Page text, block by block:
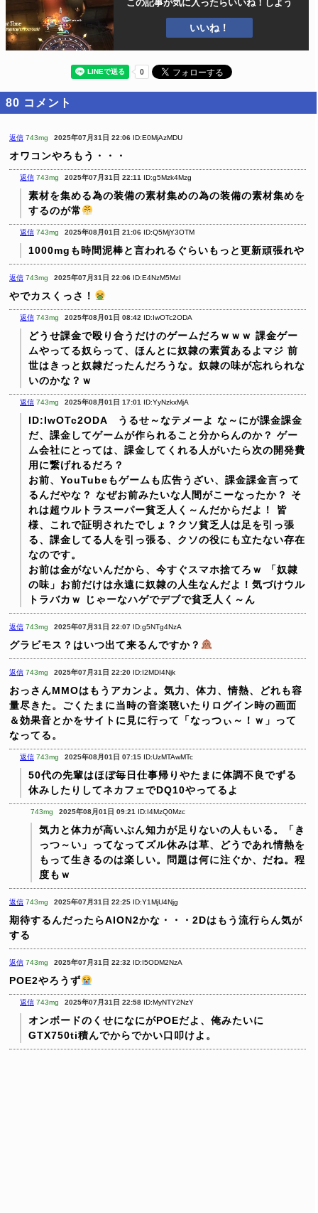
この記事が気に入ったらいいね！しよう
いいね！
80 コメント
返信 743mg 2025年07月31日 22:06 ID:E0MjAzMDU
オワコンやろもう・・・
返信 743mg 2025年07月31日 22:11 ID:g5Mzk4Mzg
素材を集める為の装備の素材集めの為の装備の素材集めを
するのが常
返信 743mg 2025年08月01日 21:06 ID:Q5MjY3OTM
1000mgも時間泥棒と言われるぐらいもっと更新頑張れや
返信 743mg 2025年07月31日 22:06 ID:E4NzM5MzI
やでカスくっさ！
返信 743mg 2025年08月01日 08:42 ID:IwOTc2ODA
どうせ課金で殴り合うだけのゲームだろｗｗｗ 課金ゲー
ムやってる奴らって、ほんとに奴隷の素質あるよマジ 前
世はきっと奴隷だったんだろうな。奴隷の味が忘れられな
いのかな？ｗ
返信 743mg 2025年08月01日 17:01 ID:YyNzkxMjA
ID:IwOTc2ODA うるせ～なテメーよ な～にが課金課金
だ、課金してゲームが作られること分からんのか？ ゲー
ム会社にとっては、課金してくれる人がいたら次の開発費
用に繋げれるだろ？
お前、YouTubeもゲームも広告うざい、課金課金言って
るんだやな？ なぜお前みたいな人間がこーなったか？
そ
れは超ウルトラスーパー貧乏人く～んだからだよ！
皆
様、これで証明されたでしょ？クソ貧乏人は足を引っ張
る、課金してる人を引っ張る、クソの役にも立たない存在
なのです。
お前は金がないんだから、今すぐスマホ捨てろｗ
「奴隷
の味」お前だけは永遠に奴隷の人生なんだよ！気づけウル
トラバカｗ
じゃーなハゲでデブで貧乏人く～ん
返信 743mg 2025年07月31日 22:07 ID:g5NTg4NzA
グラビモス？はいつ出て来るんですか？
返信 743mg 2025年07月31日 22:20 ID:I2MDI4Njk
おっさんMMOはもうアカンよ。気力、体力、情熱、どれも容
量尽きた。ごくたまに当時の音楽聴いたりログイン時の画面
＆効果音とかをサイトに見に行って「なっつぃ～！ｗ」って
なってる。
返信 743mg 2025年08月01日 07:15 ID:UzMTAwMTc
50代の先輩はほぼ毎日仕事帰りやたまに体調不良でずる
休みしたりしてネカフェでDQ10やってるよ
743mg 2025年08月01日 09:21 ID:I4MzQ0Mzc
気力と体力が高いぶん知力が足りないの人もいる。「き
っつ～い」ってなってズル休みは草、どうであれ情熱を
もって生きるのは楽しい。問題は何に注ぐか、だね。程
度もｗ
返信 743mg 2025年07月31日 22:25 ID:Y1MjU4Njg
期待するんだったらAION2かな・・・2Dはもう流行らん気が
する
返信 743mg 2025年07月31日 22:32 ID:I5ODM2NzA
POE2やろうず
返信 743mg 2025年07月31日 22:58 ID:MyNTY2NzY
オンボードのくせになにがPOEだよ、俺みたいに
GTX750ti積んでからでかい口叩けよ。